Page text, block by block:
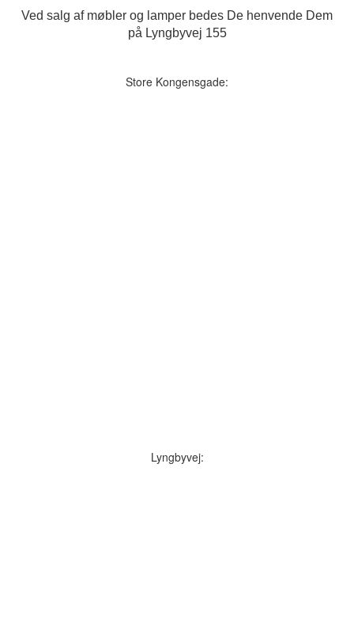
Ved salg af møbler og lamper bedes De henvende Dem
på Lyngbyvej 155
Store Kongensgade:
Lyngbyvej: